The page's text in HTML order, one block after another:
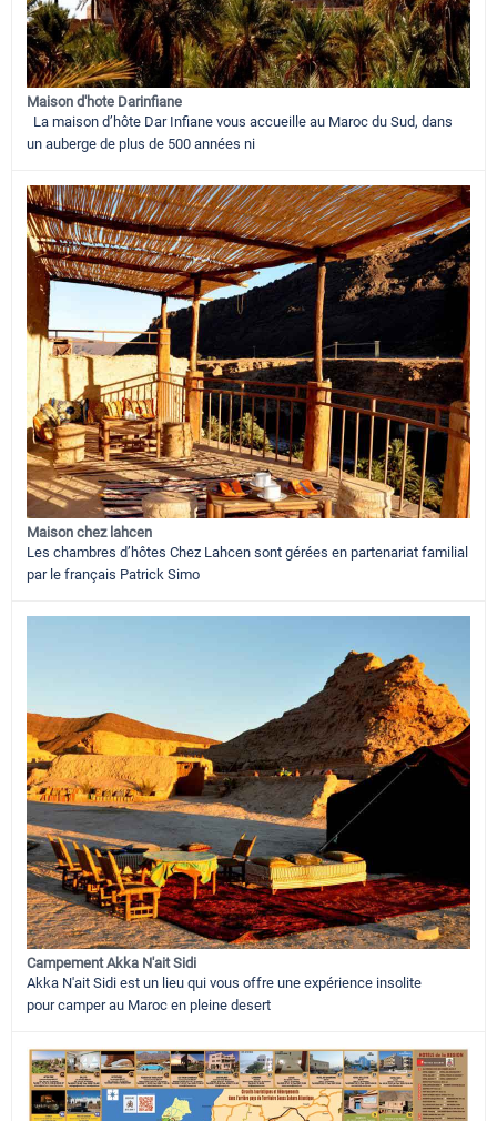
Maison d'hote Darinfiane
La maison d’hôte Dar Infiane vous accueille au Maroc du Sud, dans
un auberge de plus de 500 années ni
Maison chez lahcen
Les chambres d’hôtes Chez Lahcen sont gérées en partenariat familial
par le français Patrick Simo
Campement Akka N'ait Sidi
Akka N'ait Sidi est un lieu qui vous offre une expérience insolite
pour camper au Maroc en pleine desert